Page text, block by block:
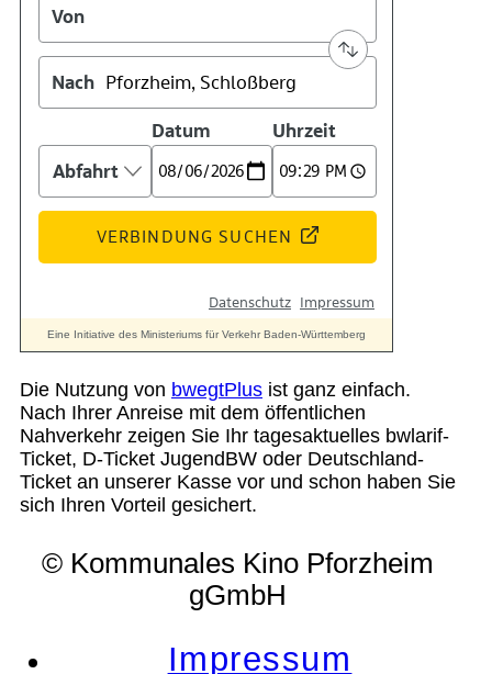
Suche
Menü Menü
Die Nutzung von bwegtPlus ist ganz einfach.
Nach Ihrer Anreise mit dem öffentlichen
Nahverkehr zeigen Sie Ihr tagesaktuelles bwlarif-
Ticket, D-Ticket JugendBW oder Deutschland-
Ticket an unserer Kasse vor und schon haben Sie
sich Ihren Vorteil gesichert.
© Kommunales Kino Pforzheim
gGmbH
Impressum